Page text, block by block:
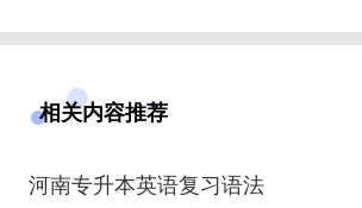
相关内容推荐
河南专升本英语复习语法